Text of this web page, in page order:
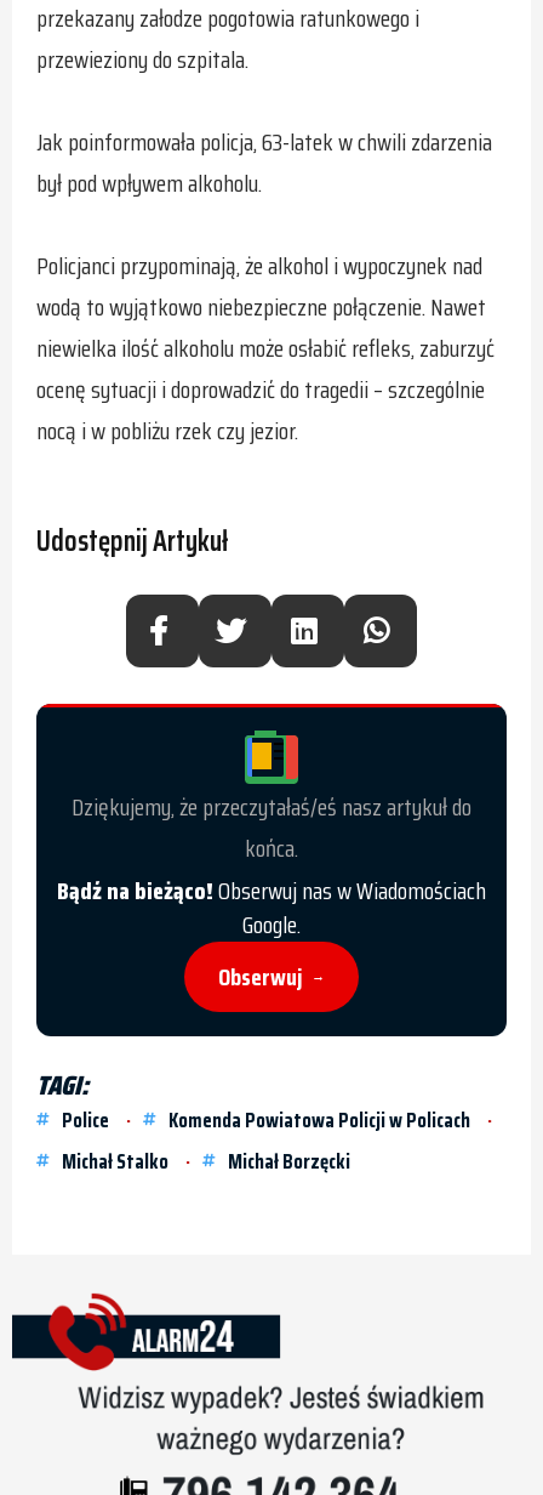
przekazany załodze pogotowia ratunkowego i
przewieziony do szpitala.
Jak poinformowała policja, 63-latek w chwili zdarzenia
był pod wpływem alkoholu.
Policjanci przypominają, że alkohol i wypoczynek nad
wodą to wyjątkowo niebezpieczne połączenie. Nawet
niewielka ilość alkoholu może osłabić refleks, zaburzyć
ocenę sytuacji i doprowadzić do tragedii – szczególnie
nocą i w pobliżu rzek czy jezior.
Udostępnij Artykuł
Dziękujemy, że przeczytałaś/eś nasz artykuł do
końca.
Bądź na bieżąco!Obserwuj nas w Wiadomościach
Google.
Obserwuj →
TAGI:
Police
Komenda Powiatowa Policji w Policach
Michał Stalko
Michał Borzęcki